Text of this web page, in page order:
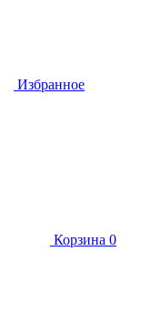
Избранное
Корзина 0